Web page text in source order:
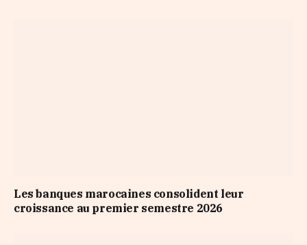
Les banques marocaines consolident leur
croissance au premier semestre 2026